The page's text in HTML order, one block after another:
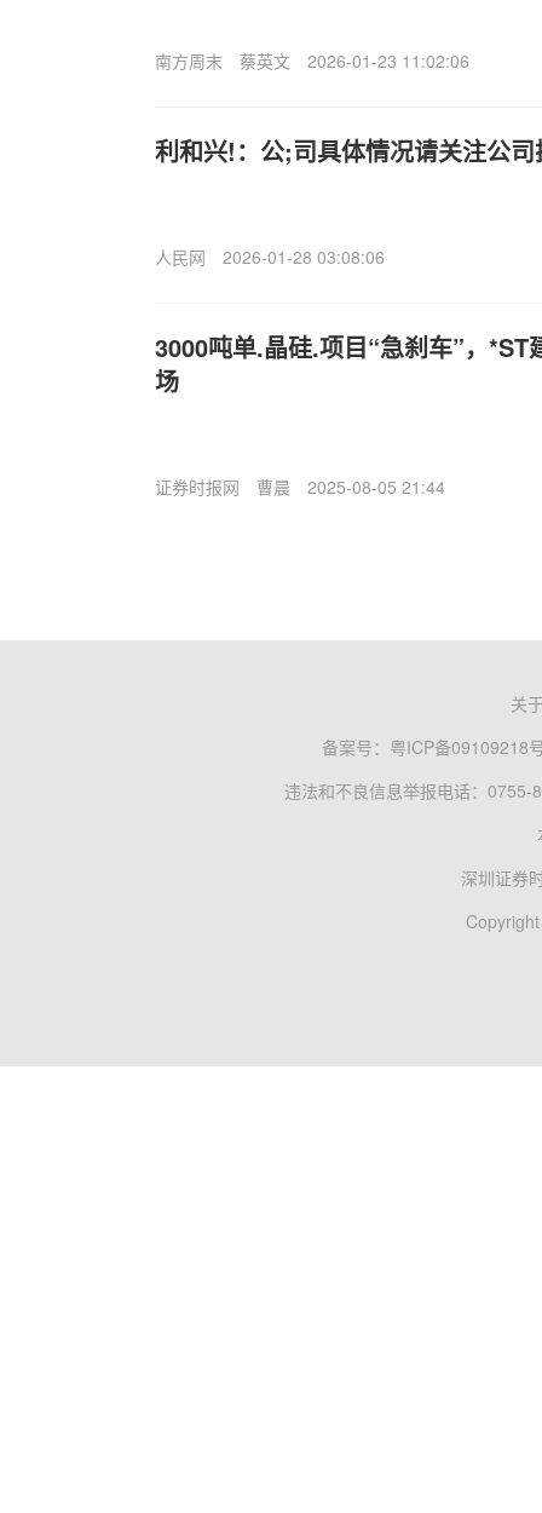
南方周末 蔡英文 2026-01-23 11:02:06
利和兴!：公;司具体情况请关注公
人民网 2026-01-28 03:08:06
3000吨单.晶硅.项目“急刹车”，*ST
场
证券时报网 曹晨 2025-08-05 21:44
关
备案号： 粤ICP备09109218
违法和不良信息举报电话：0755-
深圳证券